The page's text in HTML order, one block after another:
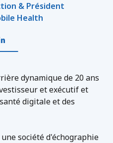
& Président
Health
dynamique de 20 ans
et exécutif et
digitale et des
société d'échographie